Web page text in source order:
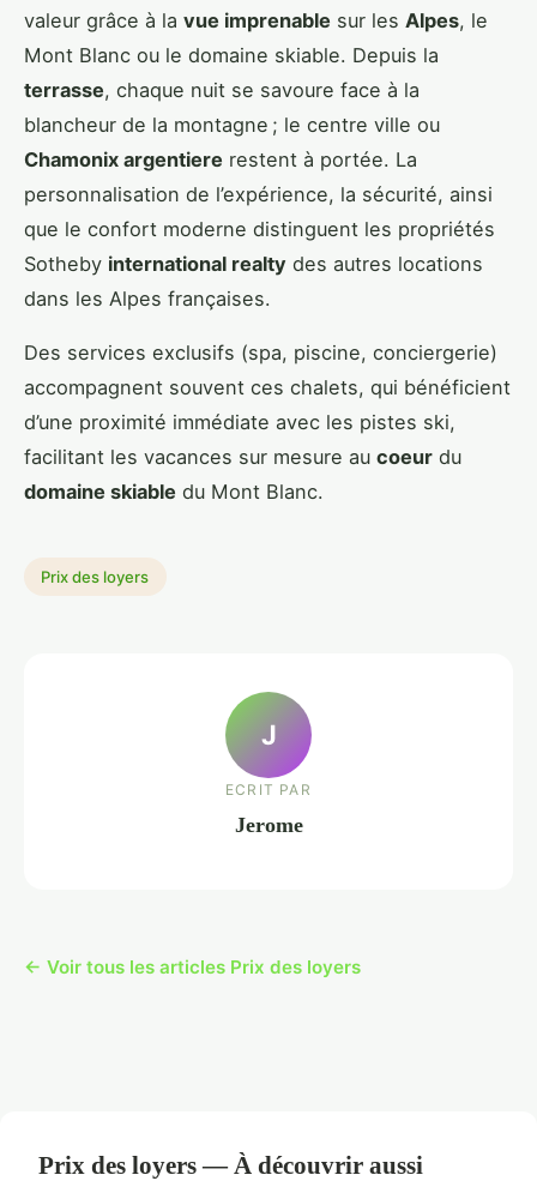
valeur grâce à la vue imprenable sur les Alpes, le
Mont Blanc ou le domaine skiable. Depuis la
terrasse, chaque nuit se savoure face à la
blancheur de la montagne ; le centre ville ou
Chamonix argentiere restent à portée. La
personnalisation de l’expérience, la sécurité, ainsi
que le confort moderne distinguent les propriétés
Sotheby international realty des autres locations
dans les Alpes françaises.
Des services exclusifs (spa, piscine, conciergerie)
accompagnent souvent ces chalets, qui bénéficient
d’une proximité immédiate avec les pistes ski,
facilitant les vacances sur mesure au coeur du
domaine skiable du Mont Blanc.
Prix des loyers
J
ECRIT PAR
Jerome
← Voir tous les articles Prix des loyers
Prix des loyers — À découvrir aussi